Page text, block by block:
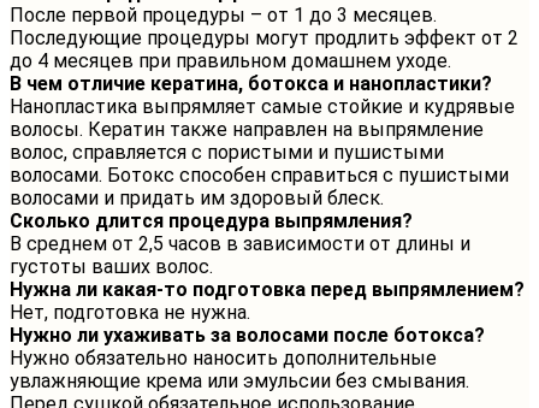
После первой процедуры – от 1 до 3 месяцев.
Последующие процедуры могут продлить эффект от 2
до 4 месяцев при правильном домашнем уходе.
В чем отличие кератина, ботокса и нанопластики?
Нанопластика выпрямляет самые стойкие и кудрявые
волосы. Кератин также направлен на выпрямление
волос, справляется с пористыми и пушистыми
волосами. Ботокс способен справиться с пушистыми
волосами и придать им здоровый блеск.
Сколько длится процедура выпрямления?
В среднем от 2,5 часов в зависимости от длины и
густоты ваших волос.
Нужна ли какая-то подготовка перед выпрямлением?
Нет, подготовка не нужна.
Нужно ли ухаживать за волосами после ботокса?
Нужно обязательно наносить дополнительные
увлажняющие крема или эмульсии без смывания.